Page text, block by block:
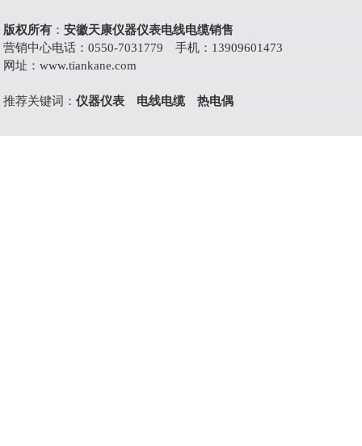
版权所有 ： 安徽天康仪器仪表电线电缆销售
营销中心电话：0550-7031779 手机：13909601473
网址： www.tiankane.com
推荐关键词： 仪器仪表 电线电缆 热电偶